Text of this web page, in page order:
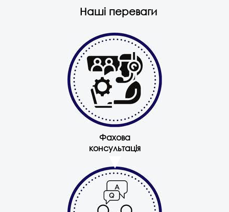
Наші переваги
Фахова
консультація